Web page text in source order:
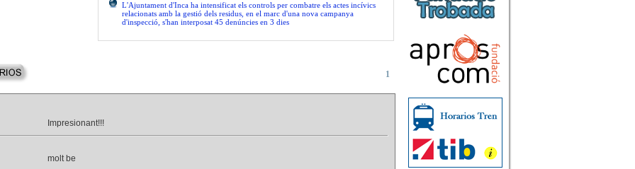
L'Ajuntament d'Inca ha intensificat els controls per combatre els actes incívics
relacionats amb la gestió dels residus, en el marc d'una nova campanya
d'inspecció, s'han interposat 45 denúncies en 3 dies
1
Impresionant!!!
molt be